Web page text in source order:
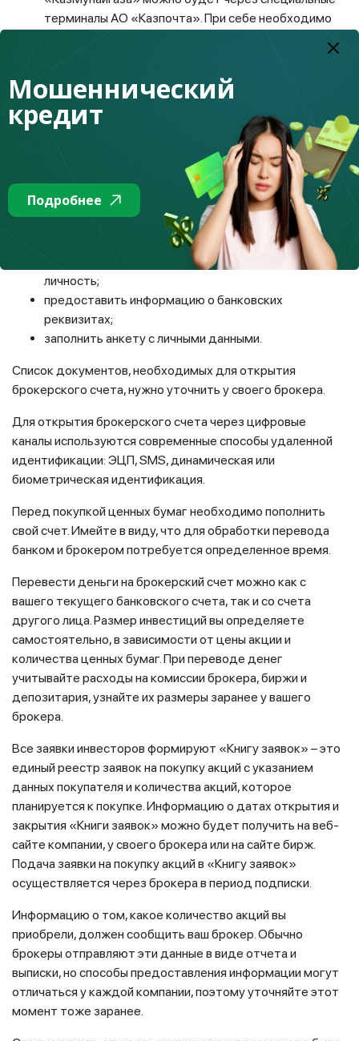
терминалы АО «Казпочта». При себе необходимо
Для того, чтобы торговать, к примеру, на Казахстанской
фондовой бирже (KASE), вы должны открыть счет. Брокер
– член биржи открывает его после заключения договора
в депозитарии – это специализированная организация,
которая осуществляет расчеты, учет и хранение ценных
бумаг.
Для открытия счета необходимо:
предоставить документ, удостоверяющий
личность;
предоставить информацию о банковских
реквизитах;
заполнить анкету с личными данными.
Список документов, необходимых для открытия
брокерского счета, нужно уточнить у своего брокера.
Для открытия брокерского счета через цифровые
каналы используются современные способы удаленной
идентификации: ЭЦП, SMS, динамическая или
биометрическая идентификация.
Перед покупкой ценных бумаг необходимо пополнить
свой счет. Имейте в виду, что для обработки перевода
банком и брокером потребуется определенное время.
Перевести деньги на брокерский счет можно как с
вашего текущего банковского счета, так и со счета
другого лица. Размер инвестиций вы определяете
самостоятельно, в зависимости от цены акции и
количества ценных бумаг. При переводе денег
учитывайте расходы на комиссии брокера, биржи и
депозитария, узнайте их размеры заранее у вашего
брокера.
Все заявки инвесторов формируют «Книгу заявок» – это
единый реестр заявок на покупку акций с указанием
данных покупателя и количества акций, которое
планируется к покупке. Информацию о датах открытия и
закрытия «Книги заявок» можно будет получить на веб-
сайте компании, у своего брокера или на сайте бирж.
Подача заявки на покупку акций в «Книгу заявок»
осуществляется через брокера в период подписки.
Информацию о том, какое количество акций вы
приобрели, должен сообщить ваш брокер. Обычно
брокеры отправляют эти данные в виде отчета и
выписки, но способы предоставления информации могут
отличаться у каждой компании, поэтому уточняйте этот
момент тоже заранее.
Мошеннический
кредит
Подробнее